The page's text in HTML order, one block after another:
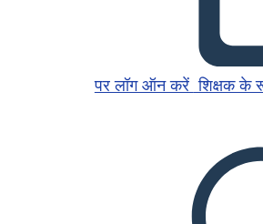
पर लॉग ऑन करें शिक्षक के